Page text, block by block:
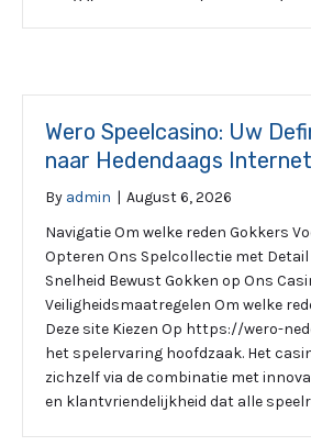
Wero Speelcasino: Uw
naar Hedendaags
By admin | August 6, 2026
Navigatie Om welke reden Gokkers
Opteren Ons Spelcollectie met
Snelheid Bewust Gokken op Ons
Veiligheidsmaatregelen Om welke
Deze site Kiezen Op https://wero-
het spelervaring hoofdzaak. Het
zichzelf via de combinatie met
en klantvriendelijkheid dat alle